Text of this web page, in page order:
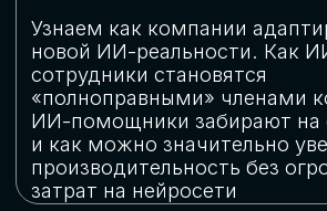
огромную статью затрат
ОБЛАЧНЫЕ ТЕХНОЛОГИИ
Подискутируем, какие облачные решения
существуют на рынке и почему
использование мультиоблачных моделей
не только снижает затраты, но и